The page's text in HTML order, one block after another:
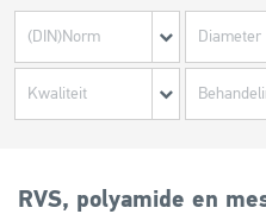
RVS, polyamide en